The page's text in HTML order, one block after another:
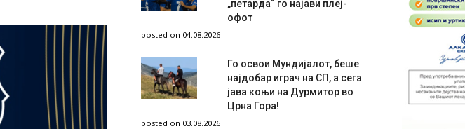
„петарда“ го најави плеј-
офот
posted on 04.08.2026
Го освои Мундијалот, беше
најдобар играч на СП, а сега
јава коњи на Дурмитор во
Црна Гора!
posted on 03.08.2026